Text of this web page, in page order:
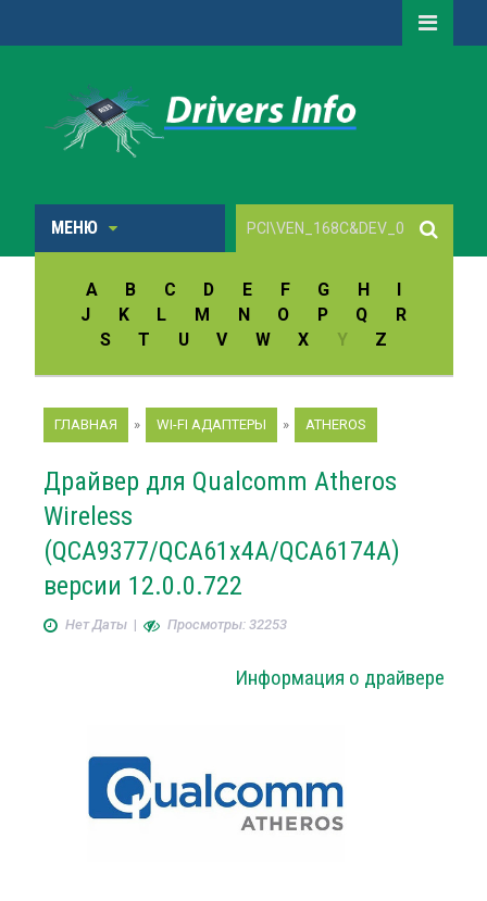
МЕНЮ
A B C D E F G H
I
J
K L M N O P Q
R
S
T U V W X Y Z
ГЛАВНАЯ » WI-FI АДАПТЕРЫ » ATHEROS
Драйвер для Qualcomm Atheros
Wireless
(QCA9377/QCA61x4A/QCA6174A)
версии 12.0.0.722
Нет Даты| Просмотры: 32253
Информация о драйвере